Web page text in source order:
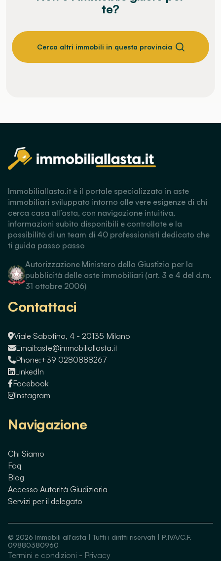
te?
Cerca altri immobili in questa provincia
Immobiliallasta.it è il portale specializzato in aste
immobiliari sviluppato intorno alle vere esigenze di chi
cerca casa all’asta, con navigazione intuitiva,
informazioni subito disponibili e controllate e la
possibilità di un team di 40 professionisti dedicato che
ti guida passo passo
Autorizzazione Ministero della Giustizia per la
pubblicità delle aste immobiliari (art. 3 e 4 del d.m.
31 ottobre 2006)
Contattaci
Viale Sabotino, 4 - 20135 Milano
Email:aste@immobiliallasta.it
Phone:+39 0280888267
LinkedIn
Facebook
Instagram
Navigazione
Chi Siamo
Faq
Blog
Accesso Autorità Giudiziaria
Servizi per il delegato
© 2026 Immobili all'asta | Tutti i diritti riservati | P.IVA/C.F.
09880380960
Termini e condizioni - Privacy